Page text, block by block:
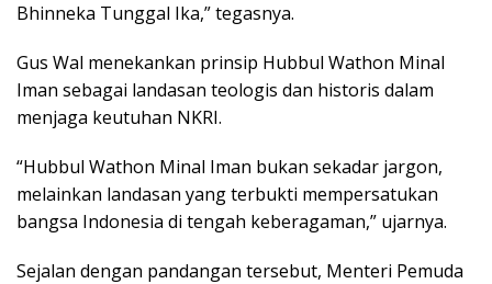
Bhinneka Tunggal Ika,” tegasnya.
Gus Wal menekankan prinsip Hubbul Wathon Minal
Iman sebagai landasan teologis dan historis dalam
menjaga keutuhan NKRI.
“Hubbul Wathon Minal Iman bukan sekadar jargon,
melainkan landasan yang terbukti mempersatukan
bangsa Indonesia di tengah keberagaman,” ujarnya.
Sejalan dengan pandangan tersebut, Menteri Pemuda